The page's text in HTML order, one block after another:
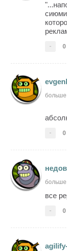
- 0
больше
- 0
больше
все
- 0